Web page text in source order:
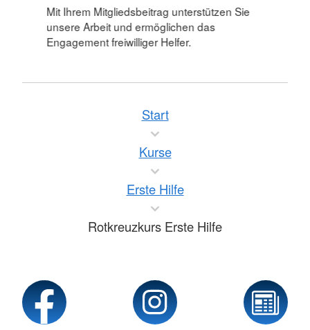
Mit Ihrem Mitgliedsbeitrag unterstützen Sie
unsere Arbeit und ermöglichen das
Engagement freiwilliger Helfer.
Start
Kurse
Erste Hilfe
Rotkreuzkurs Erste Hilfe